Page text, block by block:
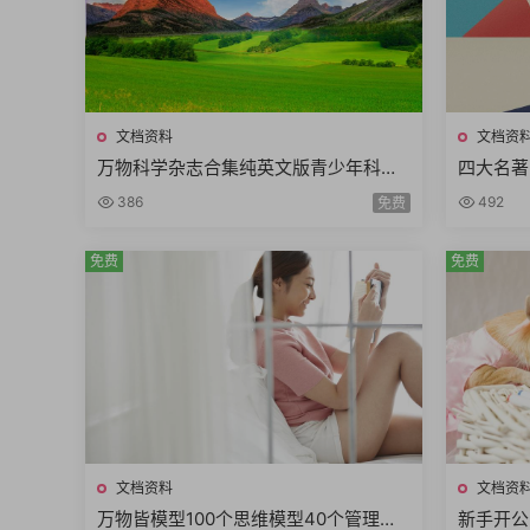
文档资料
万物科学杂志合集纯英文版青少年科普
读物PDF电子版HowItWorks2014年-20
24年
386 免费
文档资
四大名
浒传三
集
492
文档资料
万物皆模型100个思维模型40个管理学
免费
文档资
新手开
免费